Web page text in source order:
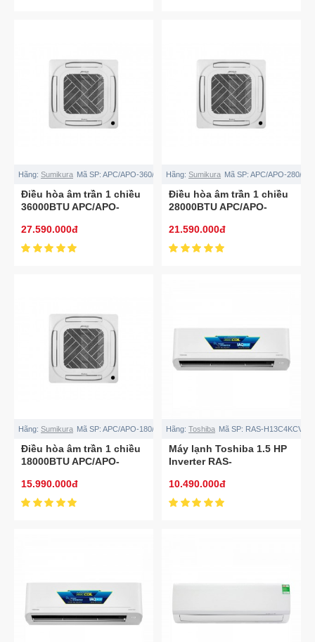
Hãng: Sumikura Mã SP: APC/APO-360/APOLLO
Điều hòa âm trần 1 chiều
36000BTU APC/APO-
27.590.000đ
Hãng: Sumikura Mã SP: APC/APO-280/
Điều hòa âm trần 1 chiều
28000BTU APC/APO-
21.590.000đ
Hãng: Sumikura Mã SP: APC/APO-180/APOLLO
Điều hòa âm trần 1 chiều
18000BTU APC/APO-
15.990.000đ
Hãng: Toshiba Mã SP: RAS-H13C4KCVG-
Máy lạnh Toshiba 1.5 HP
Inverter RAS-
10.490.000đ